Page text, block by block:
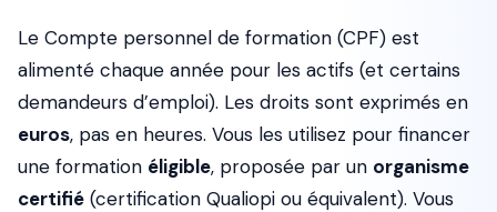
Le Compte personnel de formation (CPF) est
alimenté chaque année pour les actifs (et certains
demandeurs d’emploi). Les droits sont exprimés en
euros, pas en heures. Vous les utilisez pour financer
une formation éligible, proposée par un organisme
certifié (certification Qualiopi ou équivalent). Vous